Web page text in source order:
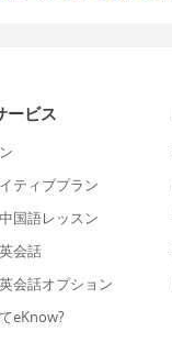
ービス
ティブプラン
国語レッスン
会話
会話オプション
eKnow?